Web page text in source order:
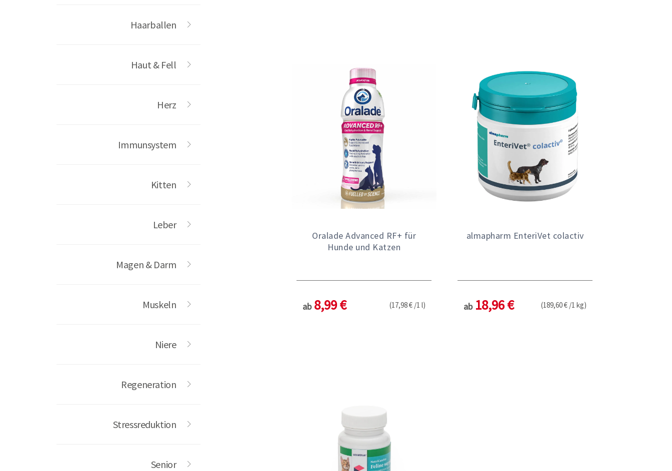
Haarballen
Haut & Fell
Herz
Immunsystem
Kitten
Leber
Magen & Darm
Muskeln
Niere
Regeneration
Stressreduktion
Senior
Oralade Advanced RF+ für
Hunde und Katzen
ab 8,99 € (17,98 € /1 l)
almapharm EnteriVet colactiv
ab 18,96 € (189,60 € /1 kg)